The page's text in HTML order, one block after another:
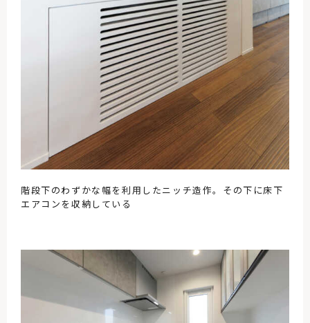
階段下のわずかな幅を利用したニッチ造作。その下に床下
エアコンを収納している